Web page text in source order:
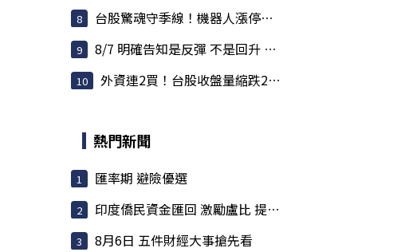
台股驚魂守季線！機器人漲停潮爆發，記憶體還在...
8/7 明確告知是反彈 不是回升 但不用急著逃命
外資連2買！台股收盤量縮跌214點 川湖衝萬元、記...
熱門新聞
匯率期 避險優選
印度僑民資金匯回 激勵盧比 提振匯率大有助益
8月6日 五件財經大事搶先看